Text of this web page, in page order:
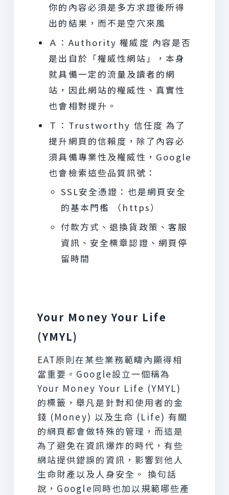
你的內容必須是多方求證後所得
出的結果，而不是空穴來風
Ａ：Authority 權威度 內容是否
是出自於「權威性網站」，本身
就具備一定的流量及讀者的網
站，因此網站的權威性、真實性
也會相對提升。
Ｔ：Trustworthy 信任度 為了
提升網頁的信賴度，除了內容必
須具備專業性及權威性，Google
也會檢索這些品質訊號：
SSL安全憑證：也是網頁安全
的基本門檻 （https）
付款方式、退換貨政策、客服
資訊、安全標章認證、網頁停
留時間
Your Money Your Life
(YMYL)
EAT原則在某些業務範疇內顯得相
當重要。Google設立一個稱為
Your Money Your Life (YMYL)
的標籤，舉凡是針對和使用者的金
錢 (Money) 以及生命 (Life) 有關
的網頁都會做特殊的管理，而這是
為了避免在資訊爆炸的時代，有些
網站提供錯誤的資訊，影響到他人
生命財產以及人身安全。 換句話
說，Google同時也加以規範哪些產